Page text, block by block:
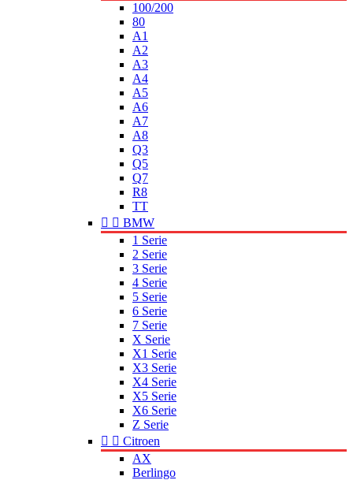
100/200
80
A1
A2
A3
A4
A5
A6
A7
A8
Q3
Q5
Q7
R8
TT
  BMW
1 Serie
2 Serie
3 Serie
4 Serie
5 Serie
6 Serie
7 Serie
X Serie
X1 Serie
X3 Serie
X4 Serie
X5 Serie
X6 Serie
Z Serie
  Citroen
AX
Berlingo